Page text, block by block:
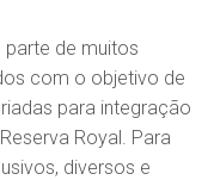
de muitos
com o objetivo de
para integração
Royal. Para
diversos e